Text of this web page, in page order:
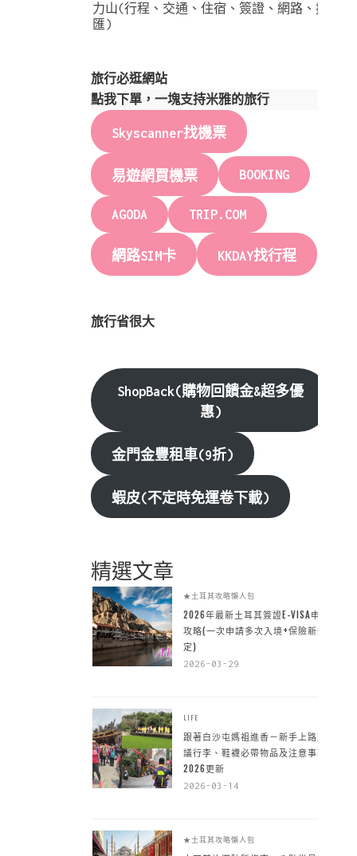
力山(行程、交通、住宿、簽證、網路、換
匯)
旅行必逛網站
點我下單，一塊支持米雅的旅行
Skyscanner找機票
易遊網買機票 BOOKING
AGODA TRIP.COM
網路SIM卡 KKDAY找行程
旅行省很大
ShopBack(購物回饋金&超多優
惠)
金門金豐租車(9折)
蝦皮(不定時免運卷下載)
精選文章
★土耳其攻略懶人包
2026年最新土耳其簽證E-VISA申請
攻略(一次申請多次入境+保險新規
定)
2026-03-29
LIFE
跟著白沙屯媽祖進香－新手上路建
議行李、鞋襪必帶物品及注意事項
2026更新
2026-03-14
★土耳其攻略懶人包